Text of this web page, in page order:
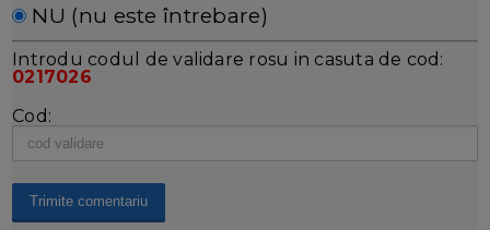
NU (nu este întrebare)
Introdu codul de validare rosu in casuta de cod:
0217026
Cod: